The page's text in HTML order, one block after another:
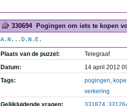
330694 Pogingen om iets te kopen
A.N...D.N.E.
Plaats van de puzzel:
Telegraaf
Datum:
14 april 2012
Tags:
pogingen,
verkering
Gelijkluidende vragen:
331874,